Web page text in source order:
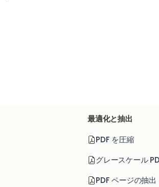
最適化と抽出
PDF を圧縮
グレースケール
PDF ページの抽出